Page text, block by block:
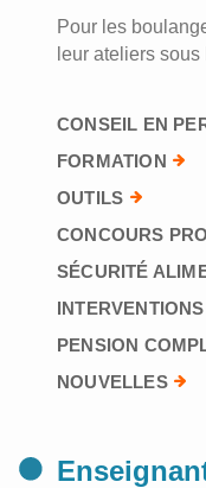
Pour les
leur ateliers
CONSEIL EN
FORMATION
OUTILS
CONCOURS
SÉCURITÉ
PENSION
NOUVELLES